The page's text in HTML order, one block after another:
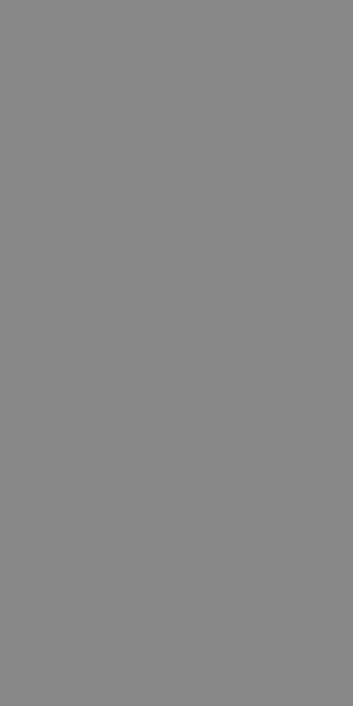
las variables
es un número
usa puede ser
con casos
de
de adherencia
características de
el
de
sitio. Registra
en
del
no da como
sitios.
esta cookie para
de
fines de
sobre
rendimiento del
OpenX para
específicos.
en lugar
origen, no se
esta
del sitio
a cabo
el sitio web y
visto antes de
de
de usuario, pero
es difícil.